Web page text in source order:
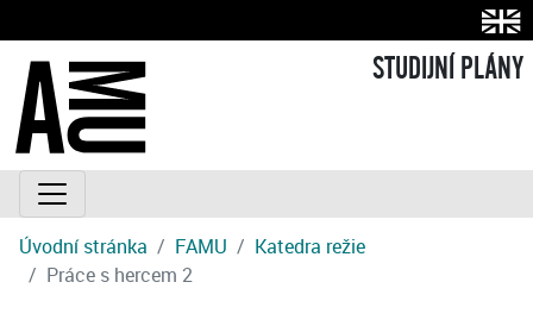
STUDIJNÍ PLÁNY
Úvodní stránka FAMU
Katedra režie
Práce s hercem 2